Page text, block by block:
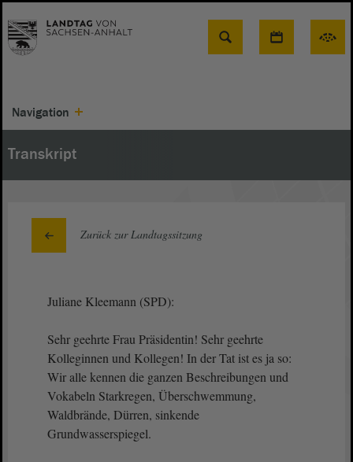
Suche
Navigation
Transkript
Zurück zur Landtagssitzung
Juliane Kleemann (SPD):
Sehr geehrte Frau Präsidentin! Sehr geehrte
Kolleginnen und Kollegen! In der Tat ist es ja so:
Wir alle kennen die ganzen Beschreibungen und
Vokabeln Starkregen, Überschwemmung,
Waldbrände, Dürren, sinkende
Grundwasserspiegel.